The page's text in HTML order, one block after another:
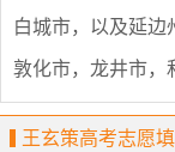
白城市，以及延边
敦化市，龙井市，
王玄策高考志愿